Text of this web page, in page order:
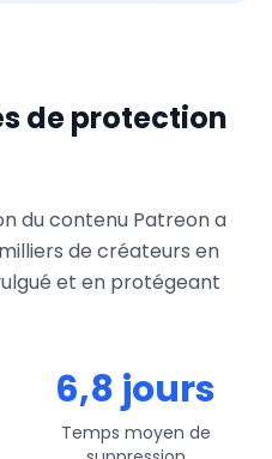
de protection
du contenu Patreon a
de créateurs en
et en protégeant
6,8 jours
Temps moyen de